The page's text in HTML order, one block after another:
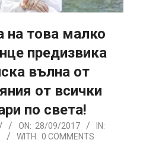
на това малко
предизвика
вълна от
от всички
по света!
ON: 28/09/2017
IN:
WITH: 0 COMMENTS